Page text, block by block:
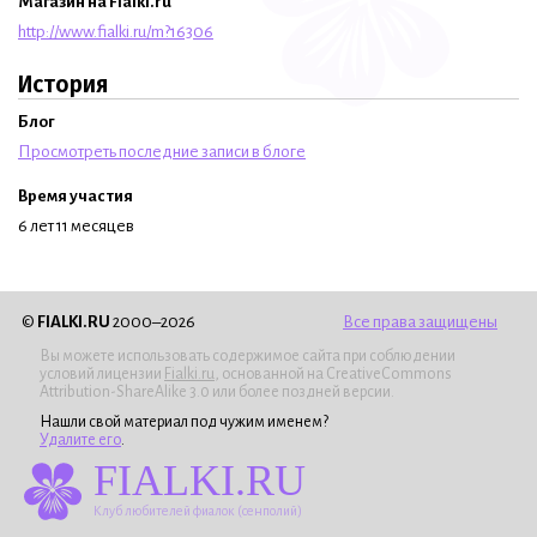
http://www.fialki.ru/m?16306
История
Блог
Просмотреть последние записи в блоге
Время участия
6 лет 11 месяцев
© FIALKI.RU 2000–2026 Все права защищены
Вы можете использовать содержимое сайта при соблюдении
условий лицензии Fialki.ru , основанной на CreativeCommons
Attribution-ShareAlike 3.0 или более поздней версии.
Нашли свой материал под чужим именем?
Удалите его
FIALKI.RU
Клуб любителей фиалок (сенполий)